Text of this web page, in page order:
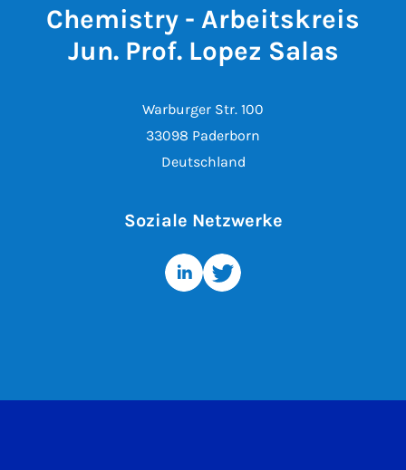
Chemistry - Arbeitskreis
Jun. Prof. Lopez Salas
Warburger Str. 100
33098 Paderborn
Deutschland
Soziale Netzwerke